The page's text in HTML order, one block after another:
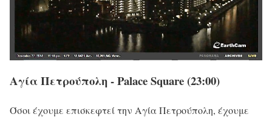
Αγία Πετρούπολη - Palace Square (23:00)
Όσοι έχουμε επισκεφτεί την Αγία Πετρούπολη, έχουμε